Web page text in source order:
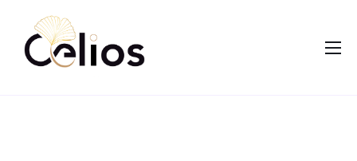
principal
Accueil